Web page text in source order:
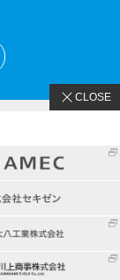
CLOSE